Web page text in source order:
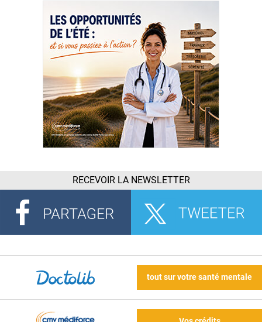
RECEVOIR LA NEWSLETTER
tout sur votre santé mentale